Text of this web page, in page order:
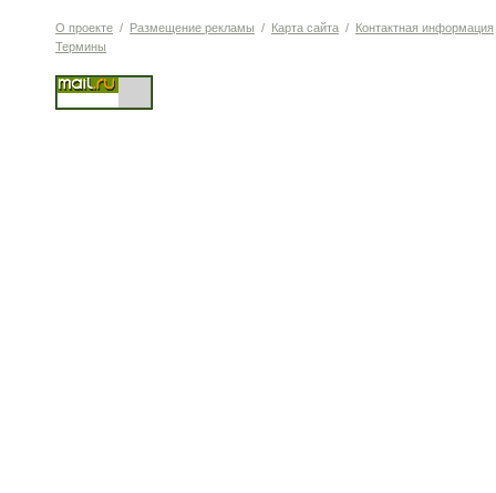
О проекте / Размещение рекламы / Карта сайта / Контактная информация
Термины